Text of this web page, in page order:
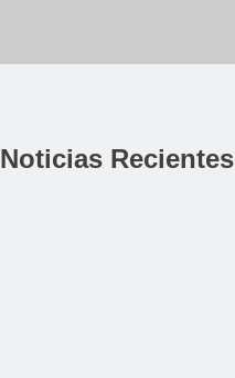
Noticias Recientes